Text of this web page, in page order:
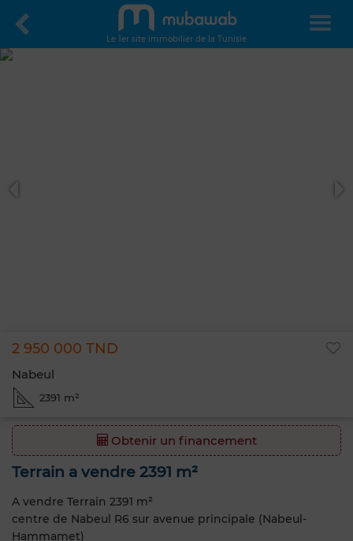
Le 1er site immobilier de la Tunisie
2 950 000 TND
Nabeul
2391 m²
Obtenir un financement
Terrain a vendre 2391 m²
A vendre Terrain 2391 m²
centre de Nabeul R6 sur avenue principale (Nabeul-
Hammamet)